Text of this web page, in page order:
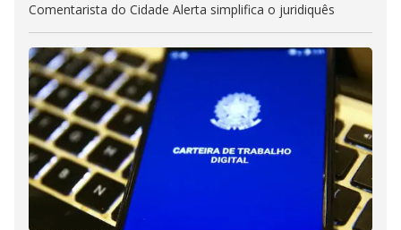
Comentarista do Cidade Alerta simplifica o juridiquês